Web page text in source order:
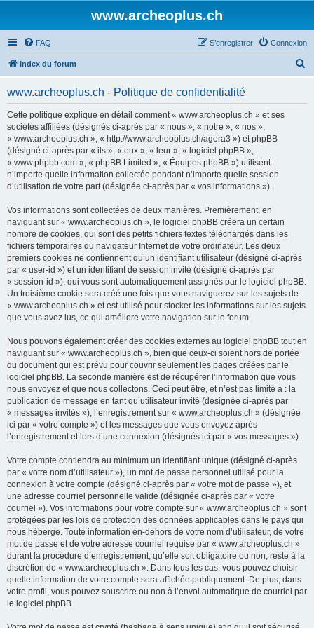
www.archeoplus.ch
FAQ Connexion
S’enregistrer
Index du forum
www.archeoplus.ch - Politique de confidentialité
Cette politique explique en détail comment « www.archeoplus.ch » et ses
sociétés affiliées (désignés ci-après par « nous », « notre », « nos »,
« www.archeoplus.ch », « http://www.archeoplus.ch/agora3 ») et phpBB
(désigné ci-après par « ils », « eux », « leur », « logiciel phpBB »,
« www.phpbb.com », « phpBB Limited », « Équipes phpBB ») utilisent
n’importe quelle information collectée pendant n’importe quelle session
d’utilisation de votre part (désignée ci-après par « vos informations »).
Vos informations sont collectées de deux manières. Premièrement, en
naviguant sur « www.archeoplus.ch », le logiciel phpBB créera un certain
nombre de cookies, qui sont des petits fichiers textes téléchargés dans les
fichiers temporaires du navigateur Internet de votre ordinateur. Les deux
premiers cookies ne contiennent qu’un identifiant utilisateur (désigné ci-après
par « user-id ») et un identifiant de session invité (désigné ci-après par
« session-id »), qui vous sont automatiquement assignés par le logiciel phpBB.
Un troisième cookie sera créé une fois que vous naviguerez sur les sujets de
« www.archeoplus.ch » et est utilisé pour stocker les informations sur les sujets
que vous avez lus, ce qui améliore votre navigation sur le forum.
Nous pouvons également créer des cookies externes au logiciel phpBB tout en
naviguant sur « www.archeoplus.ch », bien que ceux-ci soient hors de portée
du document qui est prévu pour couvrir seulement les pages créées par le
logiciel phpBB. La seconde manière est de récupérer l’information que vous
nous envoyez et que nous collectons. Ceci peut être, et n’est pas limité à : la
publication de message en tant qu’utilisateur invité (désignée ci-après par
« messages invités »), l’enregistrement sur « www.archeoplus.ch » (désignée
ici par « votre compte ») et les messages que vous envoyez après
l’enregistrement et lors d’une connexion (désignés ici par « vos messages »).
Votre compte contiendra au minimum un identifiant unique (désigné ci-après
par « votre nom d’utilisateur »), un mot de passe personnel utilisé pour la
connexion à votre compte (désigné ci-après par « votre mot de passe »), et
une adresse courriel personnelle valide (désignée ci-après par « votre
courriel »). Vos informations pour votre compte sur « www.archeoplus.ch » sont
protégées par les lois de protection des données applicables dans le pays qui
nous héberge. Toute information en-dehors de votre nom d’utilisateur, de votre
mot de passe et de votre adresse courriel requise par « www.archeoplus.ch »
durant la procédure d’enregistrement, qu’elle soit obligatoire ou non, reste à la
discrétion de « www.archeoplus.ch ». Dans tous les cas, vous pouvez choisir
quelle information de votre compte sera affichée publiquement. De plus, dans
votre profil, vous pouvez souscrire ou non à l’envoi automatique de courriel par
le logiciel phpBB.